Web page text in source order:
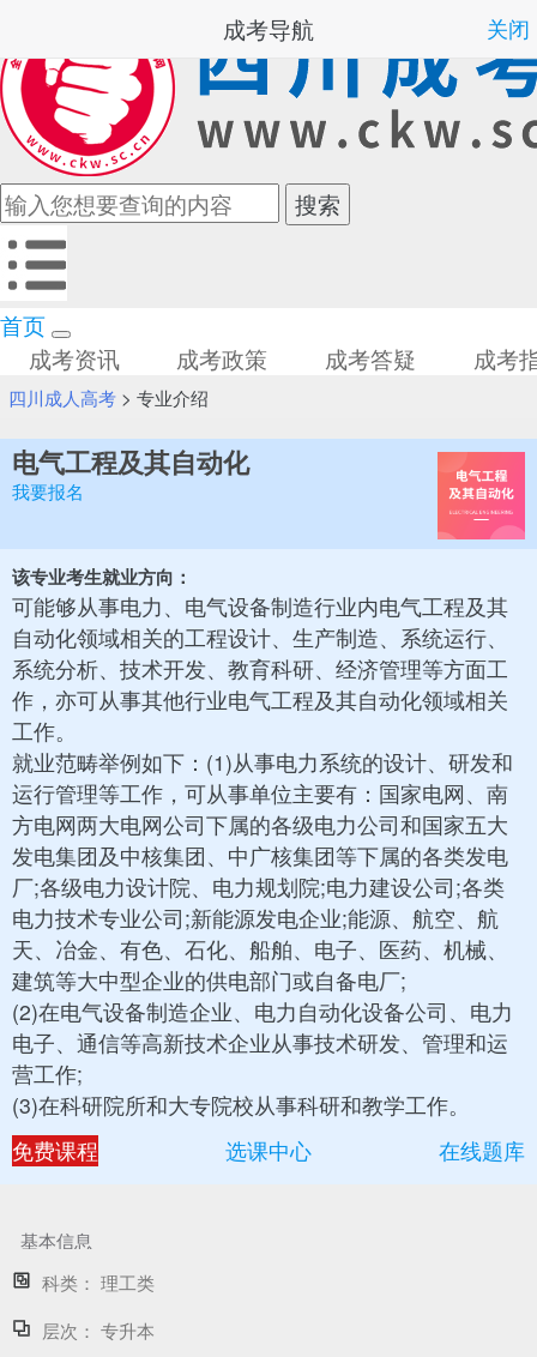
首页
成考资讯
成考政策 成考答疑 成考
四川成人高考> 专业介绍
电气工程及其自动化
我要报名
该专业考生就业方向：
可能够从事电力、电气设备制造行业内电气工程及其
自动化领域相关的工程设计、生产制造、系统运行、
系统分析、技术开发、教育科研、经济管理等方面工
作，亦可从事其他行业电气工程及其自动化领域相关
工作。
就业范畴举例如下：(1)从事电力系统的设计、研发和
运行管理等工作，可从事单位主要有：国家电网、南
方电网两大电网公司下属的各级电力公司和国家五大
发电集团及中核集团、中广核集团等下属的各类发电
厂;各级电力设计院、电力规划院;电力建设公司;各类
电力技术专业公司;新能源发电企业;能源、航空、航
天、冶金、有色、石化、船舶、电子、医药、机械、
建筑等大中型企业的供电部门或自备电厂;
(2)在电气设备制造企业、电力自动化设备公司、电力
电子、通信等高新技术企业从事技术研发、管理和运
营工作;
(3)在科研院所和大专院校从事科研和教学工作。
免费课程
选课中心 在线题库
基本信息
科类： 理工类
层次： 专升本
成考导航 关闭